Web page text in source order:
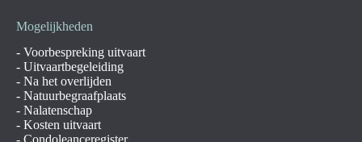
Mogelijkheden
- Voorbespreking uitvaart
- Uitvaartbegeleiding
- Na het overlijden
- Natuurbegraafplaats
- Nalatenschap
- Kosten uitvaart
- Condoleanceregister